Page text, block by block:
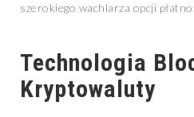
szerokiego wachlarza opcji
Technologia
Kryptowaluty